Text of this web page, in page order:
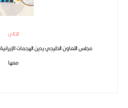
التالي
مجلس التعاون الخليجي يدين الهجمات
معها